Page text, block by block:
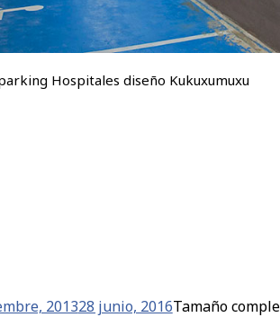
Hospitales diseño Kukuxumuxu
201328 junio, 2016Tamaño